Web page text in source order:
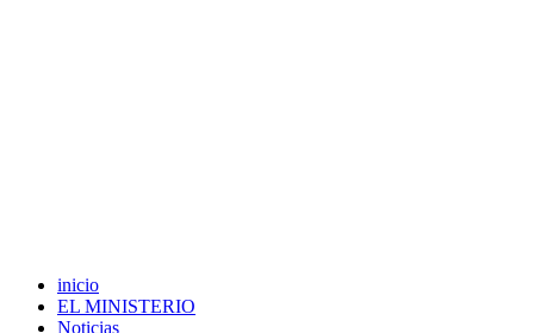
inicio
EL MINISTERIO
Noticias